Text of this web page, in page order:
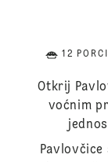
12
Otkrij
voćnim